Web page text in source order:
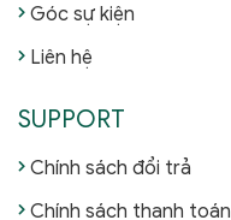
Góc sự kiện
Liên hệ
SUPPORT
Chính sách đổi trả
Chính sách thanh toán